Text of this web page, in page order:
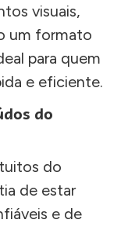
visuais,
um formato
para quem
e eficiente.
do
do
de estar
e de